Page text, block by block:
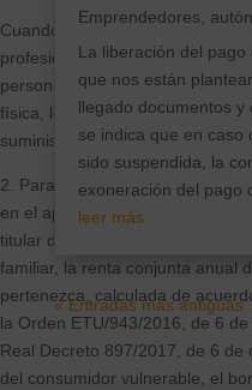
Cuando el contrato de
profesional por cuenta propia o
persona jurídica, el bono social
física, lo que implicará un
suministro.
2. Para poder adquirir la
en el apartado anterior, será
titular del punto de suministro
familiar, la renta conjunta anual
pertenezca, calculada de
la Orden ETU/943/2016, de 6
Real Decreto 897/2017, de 6
del consumidor vulnerable, el
Emprendedores,
La liberación del
que nos están
llegado documentos y
se indica que en caso
sido suspendida, la
exoneración del pago
leer más
« Entradas más antiguas